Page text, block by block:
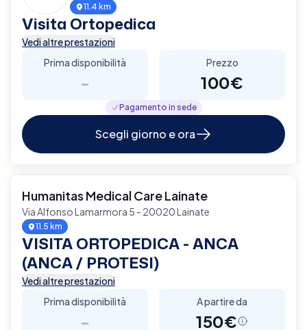
11.4 km
Visita Ortopedica
Vedi altre prestazioni
Prima disponibilità
-
Prezzo
100€
Pagamento in sede
Scegli giorno e ora
Humanitas Medical Care Lainate
Via Alfonso Lamarmora 5 - 20020 Lainate
11.5 km
VISITA ORTOPEDICA - ANCA
(ANCA / PROTESI)
Vedi altre prestazioni
Prima disponibilità
-
A partire da
150€